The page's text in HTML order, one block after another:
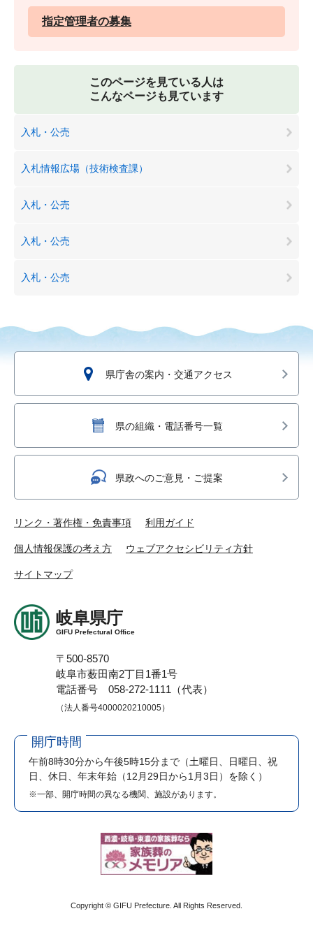
指定管理者の募集
このページを見ている人は
こんなページも見ています
入札・公売
入札情報広場（技術検査課）
入札・公売
入札・公売
入札・公売
県庁舎の案内・交通アクセス
県の組織・電話番号一覧
県政へのご意見・ご提案
リンク・著作権・免責事項 利用ガイド
個人情報保護の考え方 ウェブアクセシビリティ方針
サイトマップ
岐阜県庁
GIFU Prefectural Office
〒500-8570
岐阜市薮田南2丁目1番1号
電話番号 058-272-1111（代表）
（法人番号4000020210005）
開庁時間
午前8時30分から午後5時15分まで （土曜日、日曜日、祝
日、休日、年末年始（12月29日から1月3日）を除く）
※一部、開庁時間の異なる機関、施設があります。
Copyright © GIFU Prefecture. All Rights Reserved.